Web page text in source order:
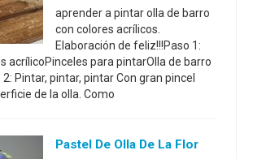
aprender a pintar olla de barro
con colores acrílicos.
Elaboración de feliz!!!Paso 1:
acrílicoPinceles para pintarOlla de barro
Pintar, pintar, pintar Con gran pincel
de la olla. Como
Pastel De Olla De La Flor